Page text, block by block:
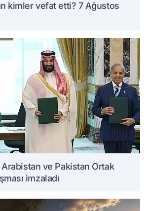
kimler vefat etti? 7 Ağustos
ve Pakistan Ortak
imzaladı